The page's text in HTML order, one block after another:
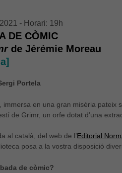
- Horari: 19h
DE CÒMIC
de Jérémie Moreau
Portela
immersa en una gran misèria pateix
de Grimr, un orfe dotat d’una
al català, del web de l’Editorial
posa a la vostra disposició
de còmic?